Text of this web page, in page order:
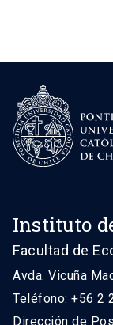
Instituto
Facultad de
Avda. Vicuña
Teléfono: +56 2
Dirección de